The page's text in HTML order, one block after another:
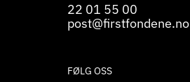
22 01 55 00
post@firstfondene.no
FØLG OSS